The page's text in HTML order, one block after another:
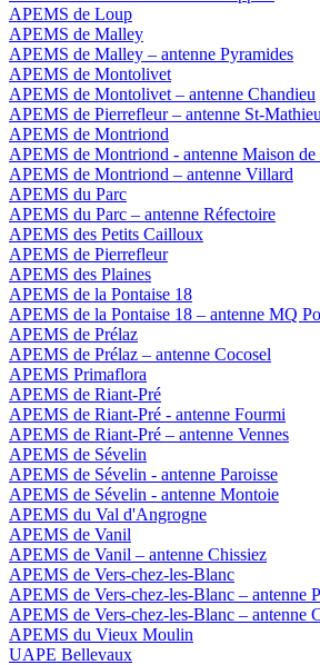
APEMS de Loup
APEMS de Malley
APEMS de Malley – antenne Pyramides
APEMS de Montolivet
APEMS de Montolivet – antenne Chandieu
APEMS de Pierrefleur – antenne St-Mathieu
APEMS de Montriond
APEMS de Montriond - antenne Maison de
APEMS de Montriond – antenne Villard
APEMS du Parc
APEMS du Parc – antenne Réfectoire
APEMS des Petits Cailloux
APEMS de Pierrefleur
APEMS des Plaines
APEMS de la Pontaise 18
APEMS de la Pontaise 18 – antenne MQ
APEMS de Prélaz
APEMS de Prélaz – antenne Cocosel
APEMS Primaflora
APEMS de Riant-Pré
APEMS de Riant-Pré - antenne Fourmi
APEMS de Riant-Pré – antenne Vennes
APEMS de Sévelin
APEMS de Sévelin - antenne Paroisse
APEMS de Sévelin - antenne Montoie
APEMS du Val d'Angrogne
APEMS de Vanil
APEMS de Vanil – antenne Chissiez
APEMS de Vers-chez-les-Blanc
APEMS de Vers-chez-les-Blanc – antenne
APEMS de Vers-chez-les-Blanc – antenne
APEMS du Vieux Moulin
UAPE Bellevaux